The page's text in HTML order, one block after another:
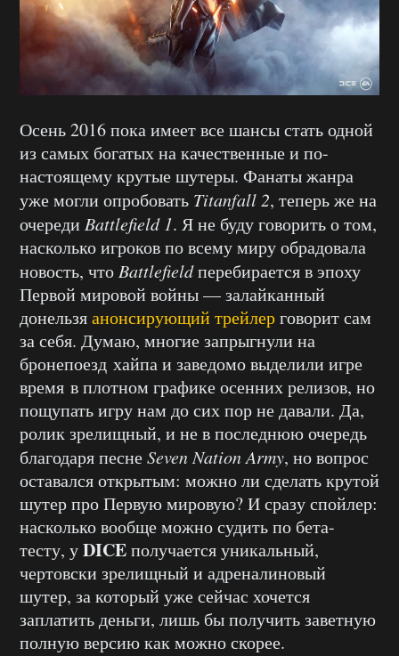
Осень 2016 пока имеет все шансы стать одной
из самых богатых на качественные и по-
настоящему крутые шутеры. Фанаты жанра
уже могли опробовать Titanfall 2, теперь же на
очереди Battlefield 1. Я не буду говорить о том,
насколько игроков по всему миру обрадовала
новость, чтоBattlefieldперебирается в эпоху
Первой мировой войны — залайканный
донельзяанонсирующий трейлерговорит сам
за себя. Думаю, многие запрыгнули на
бронепоезд хайпа и заведомо выделили игре
время в плотном графике осенних релизов, но
пощупать игру нам до сих пор не давали. Да,
ролик зрелищный, и не в последнюю очередь
благодаря песнеSeven Nation Army, но вопрос
оставался открытым: можно ли сделать крутой
шутер про Первую мировую? И сразу спойлер:
насколько вообще можно судить по бета-
тесту, уDICEполучается уникальный,
чертовски зрелищный и адреналиновый
шутер, за который уже сейчас хочется
заплатить деньги, лишь бы получить заветную
полную версию как можно скорее.